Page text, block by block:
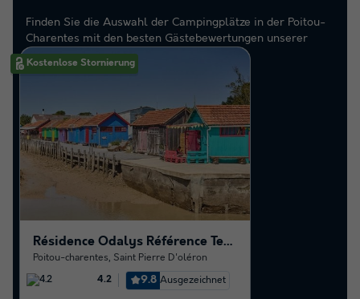
Finden Sie die Auswahl der Campingplätze in der Poitou-
Charentes mit den besten Gästebewertungen unserer
Kunden
Kostenlose Stornierung
Résidence Odalys Référence Terre Marine
Poitou-charentes, Saint Pierre D'oléron
4.2 9.8 Ausgezeichnet